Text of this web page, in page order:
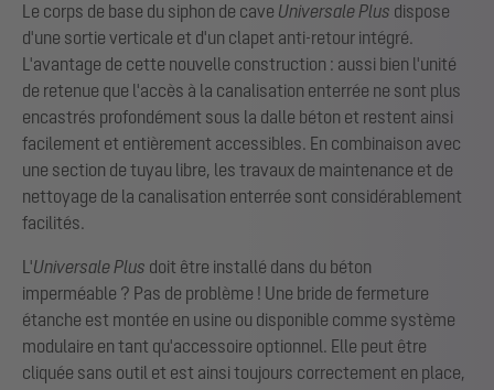
Le corps de base du siphon de cave Universale Plus dispose
d'une sortie verticale et d'un clapet anti-retour intégré.
L'avantage de cette nouvelle construction : aussi bien l'unité
de retenue que l'accès à la canalisation enterrée ne sont plus
encastrés profondément sous la dalle béton et restent ainsi
facilement et entièrement accessibles. En combinaison avec
une section de tuyau libre, les travaux de maintenance et de
nettoyage de la canalisation enterrée sont considérablement
facilités.
L'Universale Plus doit être installé dans du béton
imperméable ? Pas de problème ! Une bride de fermeture
étanche est montée en usine ou disponible comme système
modulaire en tant qu'accessoire optionnel. Elle peut être
cliquée sans outil et est ainsi toujours correctement en place,